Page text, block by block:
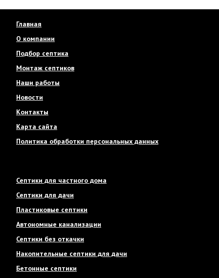
Главная
О компании
Подбор септика
Монтаж септиков
Наши работы
Новости
Контакты
Карта сайта
Политика обработки персональных данных
Септики для частного дома
Септики для дачи
Пластиковые септики
Автономные канализации
Септики без откачки
Накопительные септики для дачи
Бетонные септики